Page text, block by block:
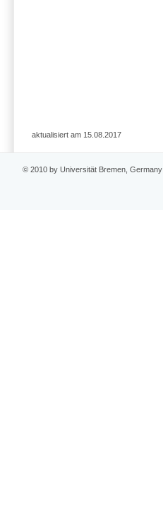
aktualisiert am 15.08.2017
© 2010 by Universität Bremen, Germany